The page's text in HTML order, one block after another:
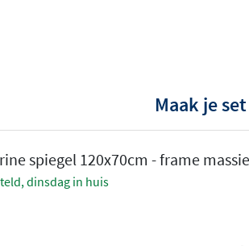
massief eiken met
Maak je
spiegel 120x70cm - frame
dinsdag in huis